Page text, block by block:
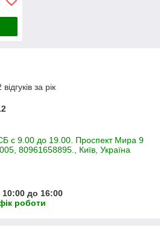
за рік
с 9.00 до 19.00. Проспект Мира 9
80961658895., Київ, Україна
до 16:00
роботи